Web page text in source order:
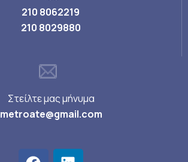
210 8062219
210 8029880
Στείλτε μας μήνυμα
metroate@gmail.com